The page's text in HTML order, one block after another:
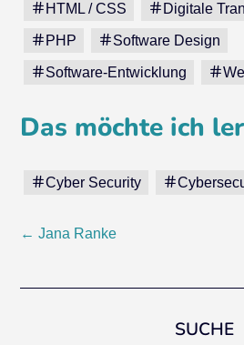
HTML / CSS Digitale
PHP Software Design
Software-Entwicklung
Das möchte ich
Cyber Security
Beitragsnavigation
← Jana Ranke
SUCHE